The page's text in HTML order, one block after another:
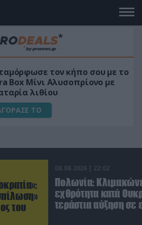
φόρμουλα τριβόλι + VIP
αύξηση της λίμπιντο
ΤΟ
του
08.08.2026 | 22:02
Πολωνία:
εχθρότητα κατά
τεράστια αύξηση σε